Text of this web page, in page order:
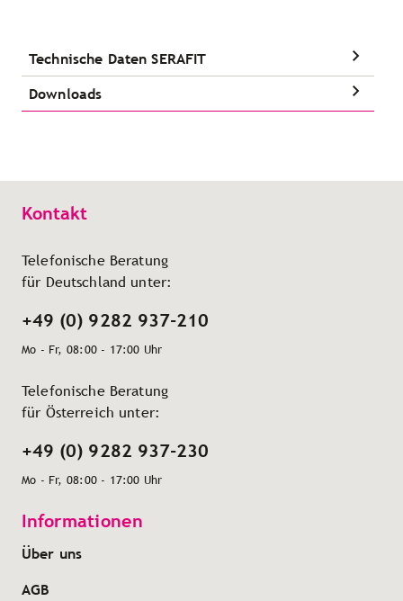
Technische Daten SERAFIT
Downloads
Kontakt
Telefonische Beratung
für Deutschland unter:
+49 (0) 9282 937-210
Mo - Fr, 08:00 - 17:00 Uhr
Telefonische Beratung
für Österreich unter:
+49 (0) 9282 937-230
Mo - Fr, 08:00 - 17:00 Uhr
Informationen
Über uns
AGB